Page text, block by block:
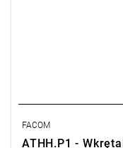
FACOM
ATHH.P1 -